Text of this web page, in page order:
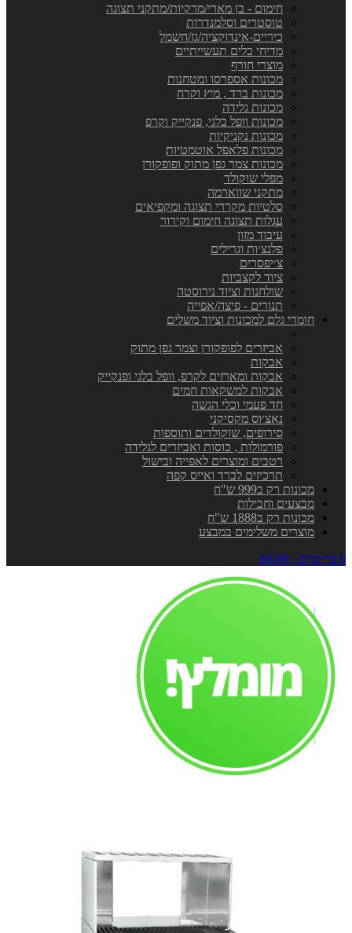
חימום - בן מארי/מרקיות/מתקני תצוגה
טוסטרים וסלמנדרות
כיריים-אינדוקציה/גז/חשמל
מדיחי כלים תעשייתיים
מוצרי חורף
מכונות אספרסו ומטחנות
מכונות ברד , מיץ וקרח
מכונות גלידה
מכונות וופל בלגי, פנקייק וקרפ
מכונות נקניקיות
מכונות פלאפל אוטמטיות
מכונות צמר גפן מתוק ופופקורן
מפלי שוקולד
מתקני שווארמה
סלטיות מקררי תצוגה ומקפיאים
עגלות תצוגה חימום וקירור
עיבוד מזון
פלנצ׳ות וגרילים
צ׳יפסרים
ציוד לקצביות
שולחנות וציוד נירוסטה
תנורים - פיצה/אפייה
חומרי גלם למכונות וציוד משלים
אביזרים לפופקורן וצמר גפן מתוק
אבקות
אבקות ומארזים לקרפ, וופל בלגי ופנקייק
אבקות למשקאות חמים
חד פעמי וכלי הגשה
נאצ׳וס מקסיקני
סירופים, שוקולדים ותוספות
פורמולות , כוסות ואביזרים לגלידה
רטבים ומוצרים לאפייה ובישול
תרכיזים לברד ואייס קפה
מכונות רק ב999 ש"ח
מבצעים וחבילות
מכונות רק ב1888 ש"ח
מוצרים משלימים במבצע
0 פריט\ים - ₪0.00